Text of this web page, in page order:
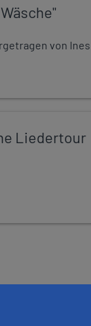
von
Liedertour